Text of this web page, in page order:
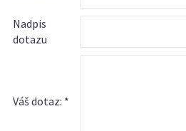
Nadpis
dotazu
Váš dotaz: *